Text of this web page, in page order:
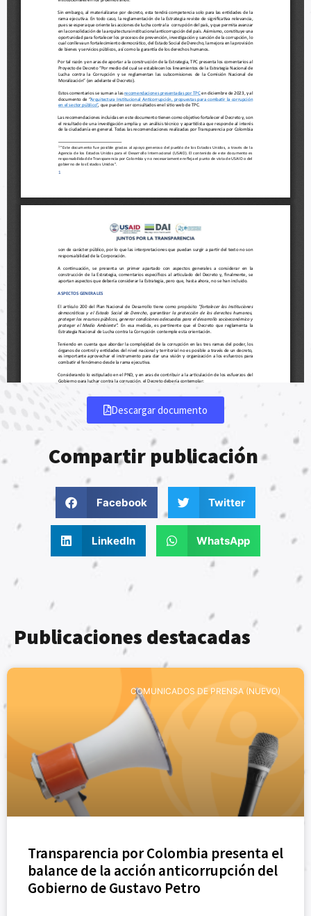
Descargar documento
Compartir publicación
Facebook Twitter
LinkedIn WhatsApp
Publicaciones destacadas
COMUNICADOS DE PRENSA (NUEVO)
Transparencia por Colombia presenta el
balance de la acción anticorrupción del
Gobierno de Gustavo Petro